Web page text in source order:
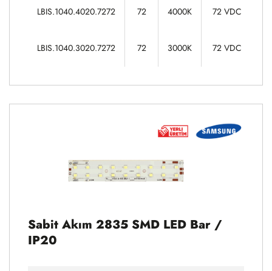
LBIS.1040.4020.7272 72 4000K 72 VDC
LBIS.1040.3020.7272 72 3000K 72 VDC
Sabit Akım 2835 SMD LED Bar /
IP20